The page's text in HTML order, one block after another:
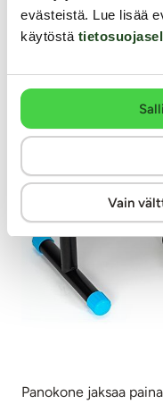
evästeistä. Lue lisää
käytöstä
Vain
Panokone jaksaa